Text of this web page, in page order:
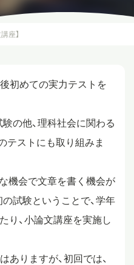
座】
初めての実力テストを
の他、理科社会に関わる
テストにも取り組みま
機会で文章を書く機会が
試験ということで、学年
り、小論文講座を実施し
りますが、初回では、